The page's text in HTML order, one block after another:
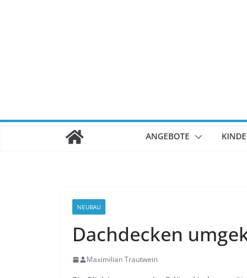
ANGEBOTE
NEUBAU
Dachdecken
Maximilian Trautwein